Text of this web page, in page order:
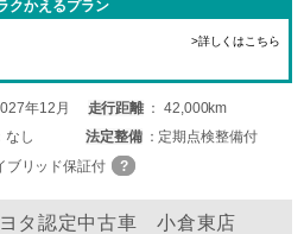
クかえるプラン
>詳しくはこちら
年12月 走行距離
42,000km
なし 法定整備
定期点検整備付
ブリッド保証付
タ認定中古車 小倉東店